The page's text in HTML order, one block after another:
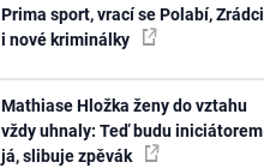
Prima sport, vrací se Polabí, Zrádci
i nové kriminálky
Mathiase Hložka ženy do vztahu
vždy uhnaly: Teď budu iniciátorem
já, slibuje zpěvák